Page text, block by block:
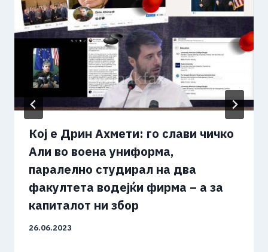
Кој е Дрин Ахмети: го слави чичко
Али во воена униформа,
паралелно студирал на два
факултета водејќи фирма – а за
капиталот ни збор
26.06.2023